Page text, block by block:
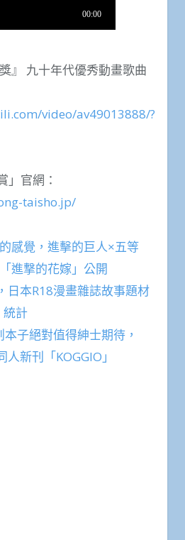
』 九十年代優秀動畫歌曲
video/av49013888/?
」官網：
taisho.jp/
感覺，進擊的巨人×五等
進撃的花嫁」公開
日本R18漫畫雜誌故事題材
統計
子絕對值得紳士期待，
新刊「KOGGIO」